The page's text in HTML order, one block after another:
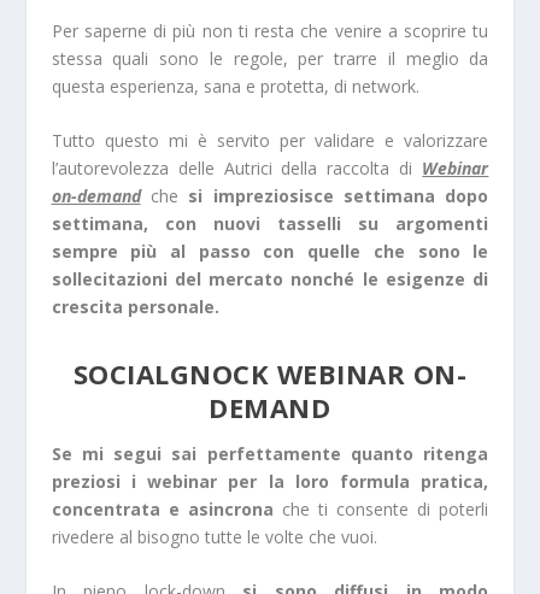
Per saperne di più non ti resta che venire a scoprire tu
stessa quali sono le regole, per trarre il meglio da
questa esperienza, sana e protetta, di network.
Tutto questo mi è servito per validare e valorizzare
l’autorevolezza delle Autrici della raccolta di Webinar
on-demandche si impreziosisce settimana dopo
settimana, con nuovi tasselli su argomenti
sempre più al passo con quelle che sono le
sollecitazioni del mercato nonché le esigenze di
crescita personale.
SOCIALGNOCK WEBINAR ON-
DEMAND
Se mi segui sai perfettamente quanto ritenga
preziosi i webinar per la loro formula pratica,
concentrata e asincrona che ti consente di poterli
rivedere al bisogno tutte le volte che vuoi.